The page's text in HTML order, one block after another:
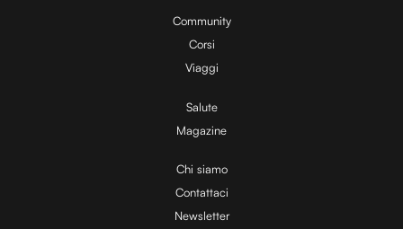
Community
Corsi
Viaggi
Salute
Magazine
Chi siamo
Contattaci
Newsletter